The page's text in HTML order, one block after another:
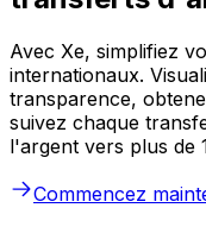
Avec Xe, simplifiez
internationaux.
transparence,
suivez chaque
l'argent vers plus de
Commencez